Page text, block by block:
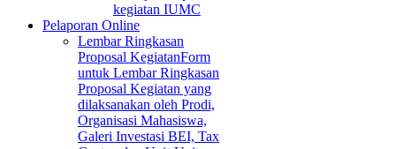
kegiatan IUMC
Pelaporan Online
Lembar Ringkasan
Proposal KegiatanForm
untuk Lembar Ringkasan
Proposal Kegiatan yang
dilaksanakan oleh Prodi,
Organisasi Mahasiswa,
Galeri Investasi BEI, Tax